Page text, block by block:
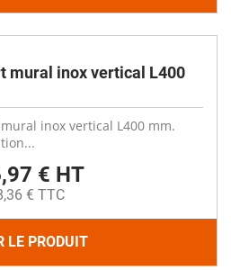
mural inox vertical L400
inox vertical L400 mm.
€ HT
€ TTC
LE PRODUIT